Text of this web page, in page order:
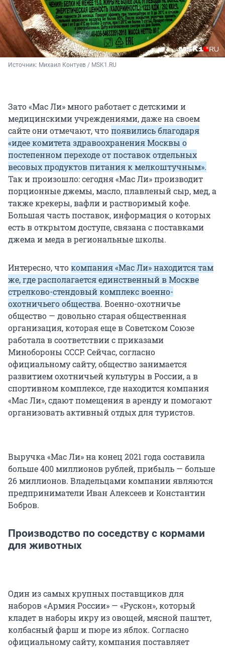
Источник: Михаил Контуев / MSK1.RU
Зато «Мас Ли» много работает с детскими и
медицинскими учреждениями, даже на своем
сайте они отмечают, чтопоявились благодаря
«идее комитета здравоохранения Москвы о
постепенном переходе от поставок отдельных
весовых продуктов питания к мелкоштучным».
Так и произошло: сегодня «Мас Ли» производит
порционные джемы, масло, плавленый сыр, мед, а
также крекеры, вафли и растворимый кофе.
Большая часть поставок, информация о которых
есть в открытом доступе, связана с поставками
джема и меда в региональные школы.
Интересно, чтокомпания «Мас Ли» находится там
же, где располагается единственный в Москве
стрелково-стендовый комплексвоенно-
охотничьего общества. Военно-охотничье
общество — довольно старая общественная
организация, которая еще в Советском Союзе
работала в соответствии с приказами
Минобороны СССР. Сейчас, согласно
официальному сайту, общество занимается
развитием охотничьей культуры в России, а в
спортивном комплексе, где находится компания
«Мас Ли», сдают помещения в аренду и помогают
организовать активный отдых для туристов.
Выручка «Мас Ли» на конец 2021 года составила
больше 400 миллионов рублей, прибыль — больше
26 миллионов. Владельцами компании являются
предприниматели Иван Алексеев и Константин
Бобров.
Производство по соседству с кормами
для животных
Один из самых крупных поставщиков для
наборов «Армия России» — «Рускон», который
кладет в наборы икру из овощей, мясной паштет,
колбасный фарш и пюре из яблок. Согласно
официальному сайту, компания поставляет